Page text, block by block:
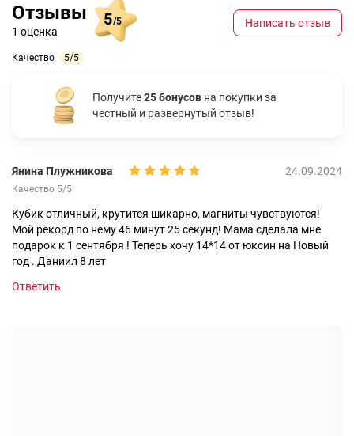
Отзывы
1 оценка
5/5
Качество 5/5
Написать отзыв
Получите25 бонусов на покупки за
честный и развернутый отзыв!
Янина Плужникова 24.09.2024
Качество 5/5
Кубик отличный, крутится шикарно, магниты чувствуются!
Мой рекорд по нему 46 минут 25 секунд! Мама сделала мне
подарок к 1 сентября ! Теперь хочу 14*14 от юксин на Новый
год . Даниил 8 лет
Ответить